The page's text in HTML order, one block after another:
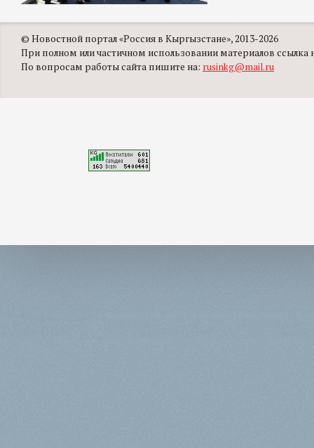
© Новостной портал «Россия в Кыргызстане», 2013-2026
При полном или частичном использовании материалов ссылка
По вопросам работы сайта пишите на: rusinkg@mail.ru